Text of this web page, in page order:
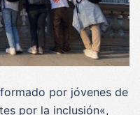
por jóvenes de
por la inclusión«,